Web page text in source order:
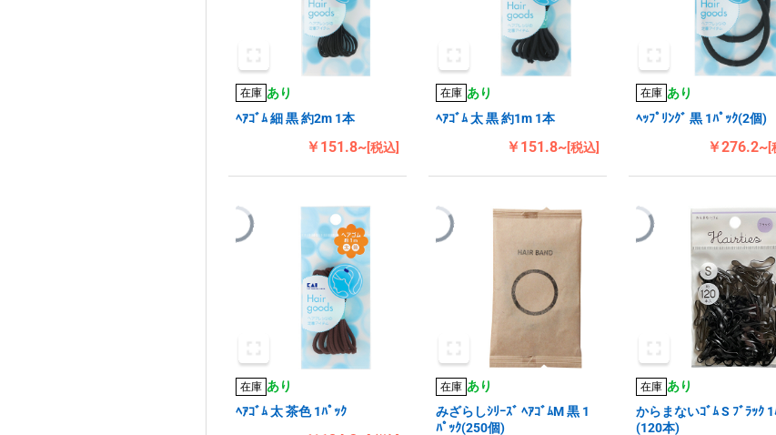
在庫 あり
ﾍｱｺﾞﾑ 細 黒 約2m 1本
￥151.8~[税込]
在庫 あり
ﾍｱｺﾞﾑ 太 黒 約1m 1本
￥151.8~[税込]
在庫 あり
ﾍｯﾌﾟﾘﾝｸﾞ 黒 1ﾊﾟｯｸ(2個)
￥276.2~[
在庫 あり
ﾍｱｺﾞﾑ 太 茶色 1ﾊﾟｯｸ
在庫 あり
みざらしｼﾘｰｽﾞ ﾍｱｺﾞﾑM 黒 1
ﾊﾟｯｸ(250個)
在庫 あり
からまないｺﾞﾑ S ﾌﾞﾗｯｸ 1
(120本)